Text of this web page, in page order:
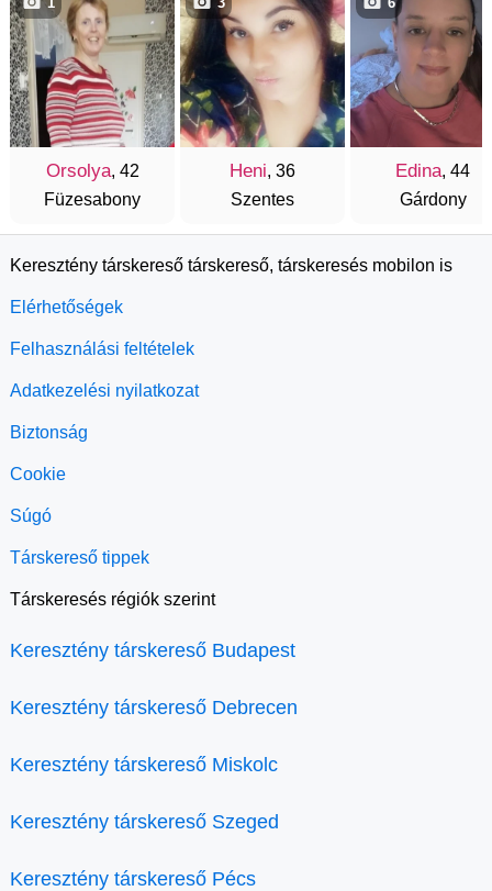
Orsolya, 42
Füzesabony
Heni, 36
Szentes
Edina, 44
Gárdony
Keresztény társkereső társkereső, társkeresés mobilon is
Elérhetőségek
Felhasználási feltételek
Adatkezelési nyilatkozat
Biztonság
Cookie
Súgó
Társkereső tippek
Társkeresés régiók szerint
Keresztény társkereső Budapest
Keresztény társkereső Debrecen
Keresztény társkereső Miskolc
Keresztény társkereső Szeged
Keresztény társkereső Pécs